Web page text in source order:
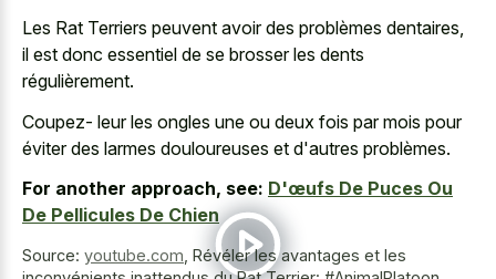
Les Rat Terriers peuvent avoir des problèmes dentaires,
il est donc essentiel de se brosser les dents
régulièrement.
Coupez- leur les ongles une ou deux fois par mois pour
éviter des larmes douloureuses et d'autres problèmes.
For another approach, see: D'œufs De Puces Ou
De Pellicules De Chien
Source: youtube.com Révéler les avantages et les